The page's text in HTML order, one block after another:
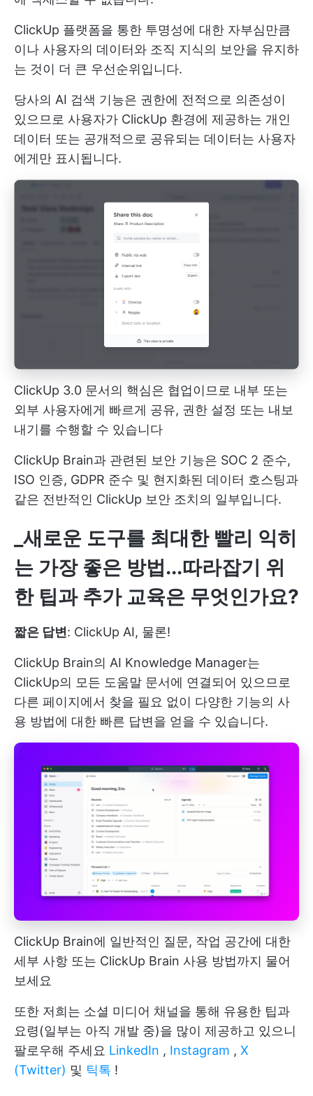
ClickUp 플랫폼을 통한 투명성에 대한 자부심만큼
이나 사용자의 데이터와 조직 지식의 보안을 유지하
는 것이 더 큰 우선순위입니다.
당사의 AI 검색 기능은 권한에 전적으로 의존성이
있으므로 사용자가 ClickUp 환경에 제공하는 개인
데이터 또는 공개적으로 공유되는 데이터는 사용자
에게만 표시됩니다.
ClickUp 3.0 문서의 핵심은 협업이므로 내부 또는
외부 사용자에게 빠르게 공유, 권한 설정 또는 내보
내기를 수행할 수 있습니다
ClickUp Brain과 관련된 보안 기능은 SOC 2 준수,
ISO 인증, GDPR 준수 및 현지화된 데이터 호스팅과
같은 전반적인 ClickUp 보안 조치의 일부입니다.
_새로운 도구를 최대한 빨리 익히
는 가장 좋은 방법...따라잡기 위
한 팁과 추가 교육은 무엇인가요?
짧은 답변: ClickUp AI, 물론!
ClickUp Brain의 AI Knowledge Manager는
ClickUp의 모든 도움말 문서에 연결되어 있으므로
다른 페이지에서 찾을 필요 없이 다양한 기능의 사
용 방법에 대한 빠른 답변을 얻을 수 있습니다.
ClickUp Brain에 일반적인 질문, 작업 공간에 대한
세부 사항 또는 ClickUp Brain 사용 방법까지 물어
보세요
또한 저희는 소셜 미디어 채널을 통해 유용한 팁과
요령(일부는 아직 개발 중)을 많이 제공하고 있으니
팔로우해 주세요 LinkedIn , Instagram , X
(Twitter) 및 틱톡 !